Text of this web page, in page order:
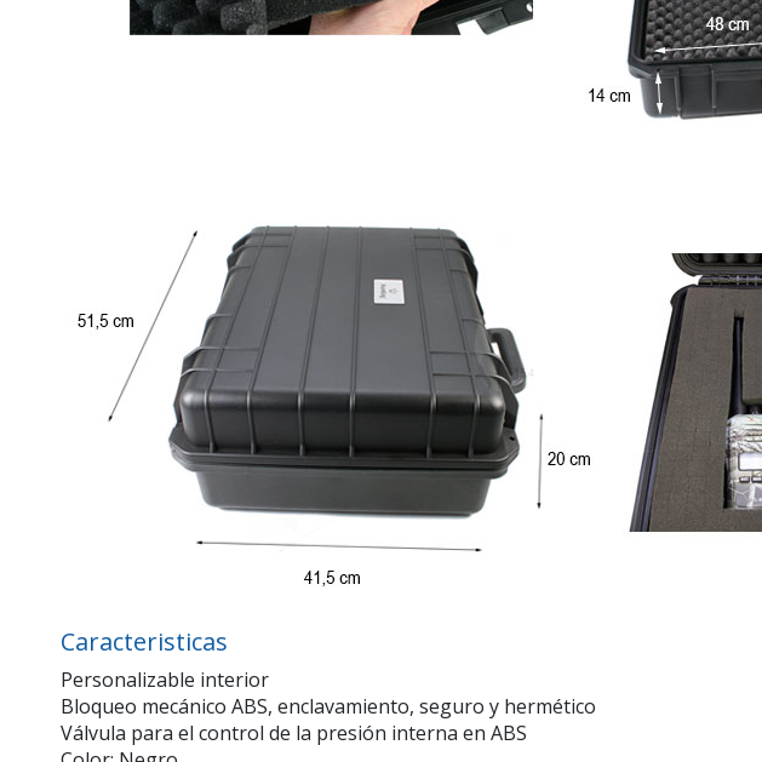
Caracteristicas
Personalizable interior
Bloqueo mecánico ABS, enclavamiento, seguro y hermético
Válvula para el control de la presión interna en ABS